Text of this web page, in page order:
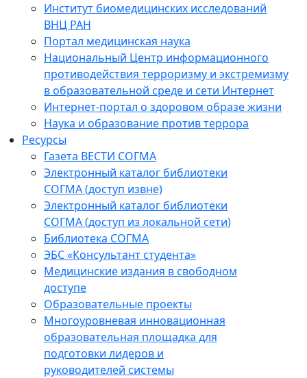
Институт биомедицинских исследований
ВНЦ РАН
Портал медицинская наука
Национальный Центр информационного
противодействия терроризму и экстремизму
в образовательной среде и сети Интернет
Интернет-портал о здоровом образе жизни
Наука и образование против террора
Ресурсы
Газета ВЕСТИ СОГМА
Электронный каталог библиотеки
СОГМА (доступ извне)
Электронный каталог библиотеки
СОГМА (доступ из локальной сети)
Библиотека СОГМА
ЭБС «Консультант студента»
Медицинские издания в свободном
доступе
Образовательные проекты
Многоуровневая инновационная
образовательная площадка для
подготовки лидеров и
руководителей системы